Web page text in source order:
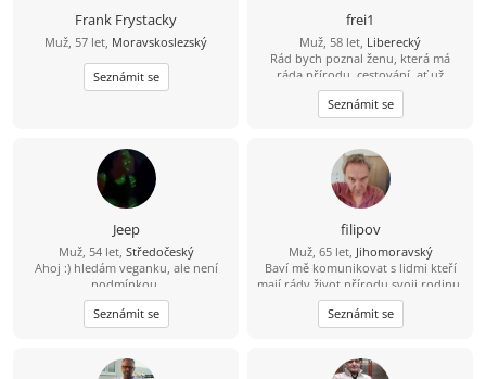
Frank Frystacky
Muž, 57 let, Moravskoslezský
Seznámit se
frei1
Muž, 58 let, Liberecký
Rád bych poznal ženu, která má
ráda přírodu, cestování, ať už
obytným autem, na motorce, na
kole a nebo výlet pěšky. Ráda zajde
do kina. Nebo na dovolenou k moři.
Seznámit se
Jeep
Muž, 54 let, Středočeský
Ahoj :) hledám veganku, ale není
podmínkou.
Seznámit se
filipov
Muž, 65 let, Jihomoravský
Baví mě komunikovat s lidmi kteří
mají rády život přírodu svoji rodinu.
Mám rád činnost která potěší
pomůže....
Seznámit se